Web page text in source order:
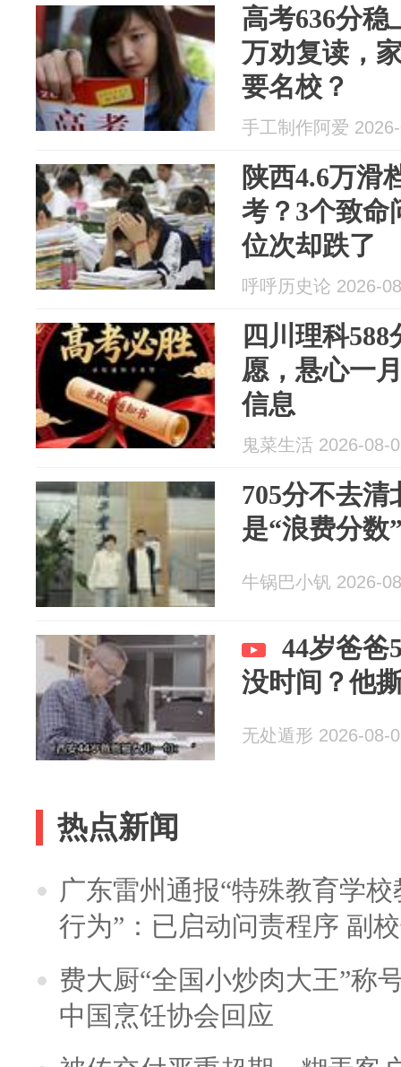
高考636分稳
万劝复读，
要名校？
手工制作阿爱
陕西4.6万滑
考？3个致命
位次却跌了
呼呼历史论 2026-
四川理科
愿，悬心一
信息
鬼菜生活 2026-08-
705分不去
是“浪费分数
牛锅巴小钒 2026-
44岁爸爸
没时间？他
无处遁形 2026-08-
热点新闻
广东雷州通报“特殊教育学
行为”：已启动问责程序 副
费大厨“全国小炒肉大王”称
中国烹饪协会回应